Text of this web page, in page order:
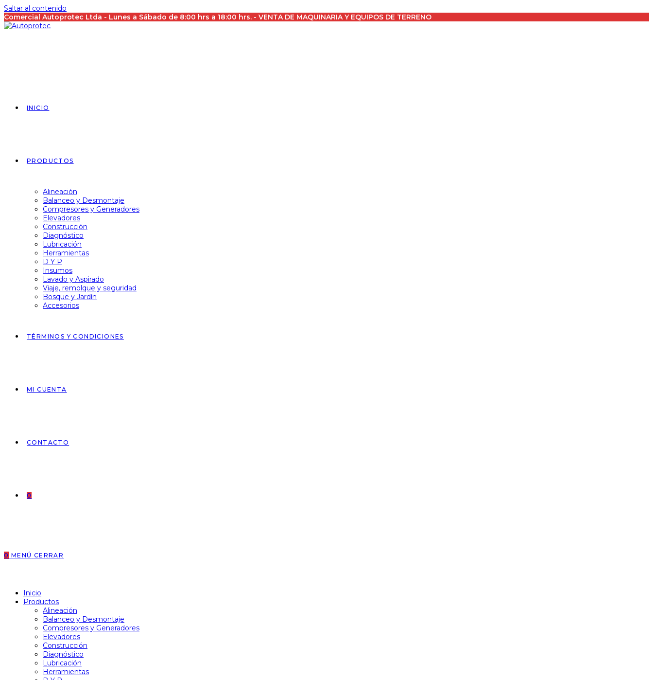
Saltar al contenido
Comercial Autoprotec Ltda - Lunes a Sábado de 8:00 hrs a 18:00 hrs. - VENTA DE MAQUINARIA Y EQUIPOS DE TERRENO
INICIO
PRODUCTOS
Alineación
Balanceo y Desmontaje
Compresores y Generadores
Elevadores
Construcción
Diagnóstico
Lubricación
Herramientas
D Y P
Insumos
Lavado y Aspirado
Viaje, remolque y seguridad
Bosque y Jardín
Accesorios
TÉRMINOS Y CONDICIONES
MI CUENTA
CONTACTO
0
0 MENÚ CERRAR
Inicio
Productos
Alineación
Balanceo y Desmontaje
Compresores y Generadores
Elevadores
Construcción
Diagnóstico
Lubricación
Herramientas